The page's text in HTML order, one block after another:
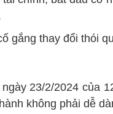
gắng thay đổi thói
23/2/2024 của
không phải dễ